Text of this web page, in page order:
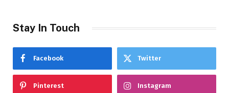
Stay In Touch
Facebook Twitter
Pinterest Instagram